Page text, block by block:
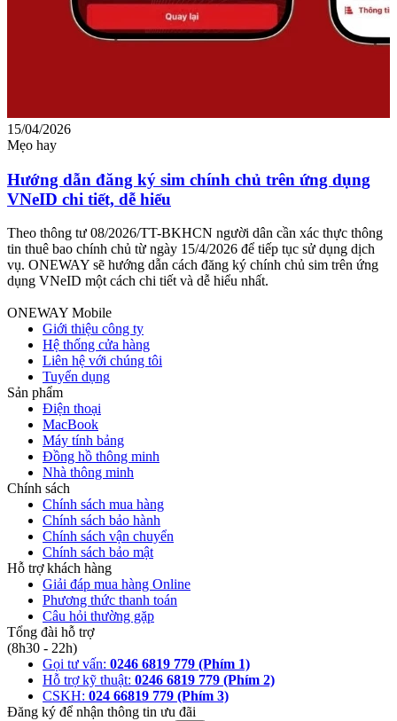
15/04/2026
Mẹo hay
Hướng dẫn đăng ký sim chính chủ trên ứng dụng
VNeID chi tiết, dễ hiểu
Theo thông tư 08/2026/TT-BKHCN người dân cần xác thực thông
tin thuê bao chính chủ từ ngày 15/4/2026 để tiếp tục sử dụng dịch
vụ. ONEWAY sẽ hướng dẫn cách đăng ký chính chủ sim trên ứng
dụng VNeID một cách chi tiết và dễ hiểu nhất.
ONEWAY Mobile
Giới thiệu công ty
Hệ thống cửa hàng
Liên hệ với chúng tôi
Tuyển dụng
Sản phẩm
Điện thoại
MacBook
Máy tính bảng
Đồng hồ thông minh
Nhà thông minh
Chính sách
Chính sách mua hàng
Chính sách bảo hành
Chính sách vận chuyển
Chính sách bảo mật
Hỗ trợ khách hàng
Giải đáp mua hàng Online
Phương thức thanh toán
Câu hỏi thường gặp
Tổng đài hỗ trợ
(8h30 - 22h)
Gọi tư vấn: 0246 6819 779 (Phím 1)
Hỗ trợ kỹ thuật: 0246 6819 779 (Phím 2)
CSKH: 024 66819 779 (Phím 3)
Đăng ký để nhận thông tin ưu đãi